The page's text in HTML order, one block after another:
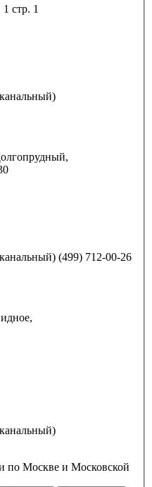
стр. 1
(499) 712-00-26
по Москве и Московской